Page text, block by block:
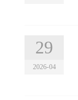
29
2026-04